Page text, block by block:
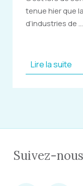
tenue hier que
d’industries de ...
Lire la suite
Suivez-nous